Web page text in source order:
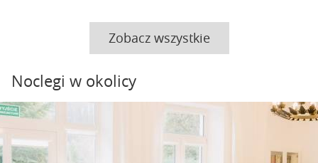
Zobacz wszystkie
Noclegi w okolicy